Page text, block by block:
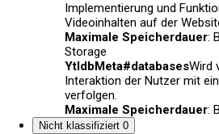
Implementierung und
Videoinhalten auf der
Maximale Speicherdauer:
Storage
YtIdbMeta#databasesWird
Interaktion der Nutzer mit
verfolgen.
Maximale Speicherdauer:
Nicht klassifiziert 0